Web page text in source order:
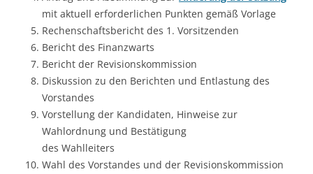
mit aktuell erforderlichen Punkten gemäß Vorlage
Rechenschaftsbericht des 1. Vorsitzenden
Bericht des Finanzwarts
Bericht der Revisionskommission
Diskussion zu den Berichten und Entlastung des
Vorstandes
Vorstellung der Kandidaten, Hinweise zur
Wahlordnung und Bestätigung
des Wahlleiters
Wahl des Vorstandes und der Revisionskommission